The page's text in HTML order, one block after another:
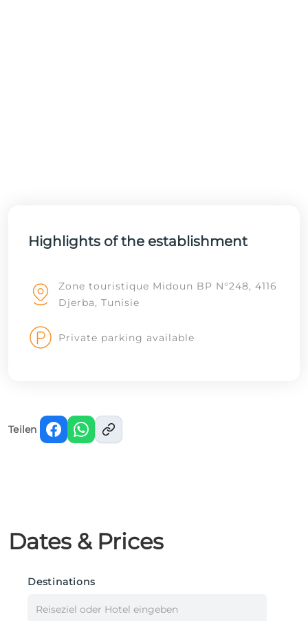
Highlights of the establishment
Zone touristique Midoun BP N°248, 4116
Djerba, Tunisie
Private parking available
Teilen
Dates & Prices
Destinations
Reiseziel oder Hotel eingeben